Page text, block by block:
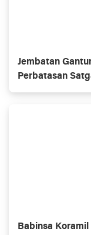
Jembatan
Perbatasan
Vertikal Rescue
Babinsa